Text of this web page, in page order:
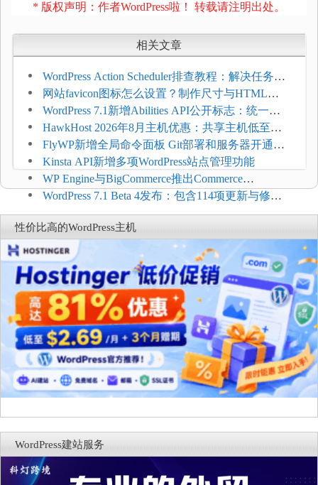
* 版权声明：作者WordPress啦！ 转载请注明出处。
相关文章
WordPress Action Scheduler排查教程：解决任务积
压和订单延迟
网站favicon图标怎么设置？制作尺寸与HTML添
加方法
WordPress 7.1新增Abilities API公开标志：统一支
持REST API、MCP与AI代理
HawkHost 2026年8月主机优惠：共享主机低至
$2.61/月，高性能主机同步折扣
FlyWP新增全局命令面板 Git部署和服务器开通更
方便
Kinsta API新增多项WordPress站点管理功能
WP Engine与BigCommerce推出Commerce
Connect：WordPress商店可保留前台体验并扩展电
商能力
WordPress 7.1 Beta 4发布：包含114项更新与修
复，仅建议在测试环境体验
性价比高的WordPress主机
WordPress建站服务